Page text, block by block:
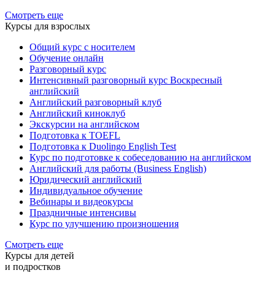
Смотреть еще
Курсы для взрослых
Общий курс с носителем
Обучение онлайн
Разговорный курс
Интенсивный разговорный курс Воскресный
английский
Английский разговорный клуб
Английский киноклуб
Экскурсии на английском
Подготовка к TOEFL
Подготовка к Duolingo English Test
Курс по подготовке к собеседованию на английском
Английский для работы (Business English)
Юридический английский
Индивидуальное обучение
Вебинары и видеокурсы
Праздничные интенсивы
Курс по улучшению произношения
Смотреть еще
Курсы для детей
и подростков